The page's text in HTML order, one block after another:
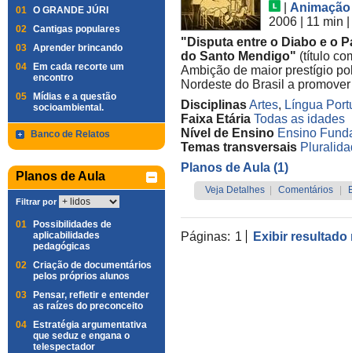
01 O GRANDE JÚRI
02 Cantigas populares
03 Aprender brincando
04
Em cada recorte um
encontro
05
Mídias e a questão
socioambiental.
Banco de Relatos
Planos de Aula
Filtrar por
01
Possibilidades de
aplicabilidades
pedagógicas
02 Criação de documentários
pelos próprios alunos
03
Pensar, refletir e entender
as raízes do preconceito
04
Estratégia argumentativa
que seduz e engana o
telespectador
Animação
2006
| 11 min
"Disputa entre o Diabo e o
do Santo Mendigo" (título
Ambição de maior prestígio
Nordeste do Brasil a
DisciplinasArtes, Língua
Faixa Etária Todas as idades
Nível de Ensino Ensino
Temas transversais
Planos de Aula (1)
Veja Detalhes Comentários
Páginas: 1 Exibir resultado